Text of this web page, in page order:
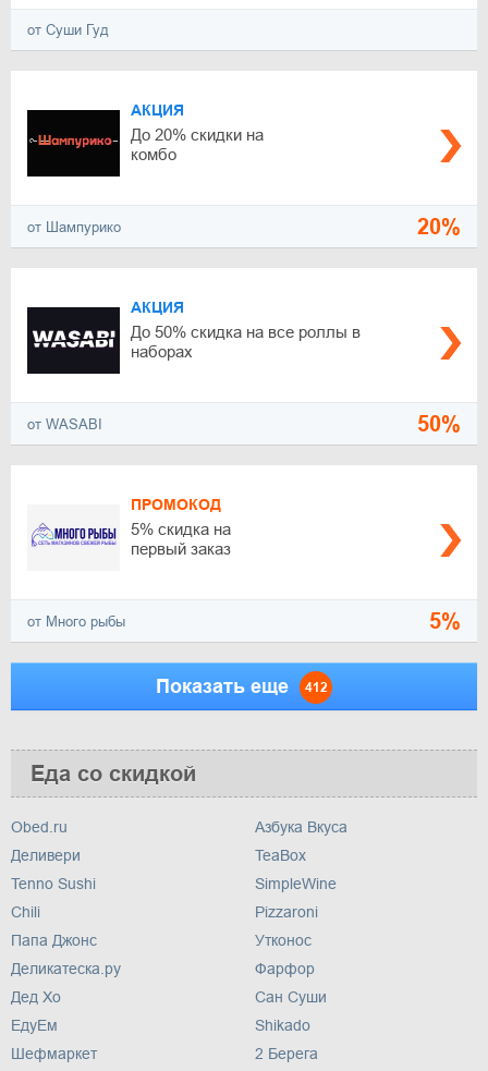
от Суши Гуд
АКЦИЯ
До 20% скидки на
комбо
от Шампурико 20%
АКЦИЯ
До 50% скидка на все роллы в
наборах
от WASABI 50%
ПРОМОКОД
5% скидка на
первый заказ
от Много рыбы 5%
Показать еще 412
Еда со скидкой
Obed.ru
Деливери
Tenno Sushi
Chili
Азбука Вкуса
TeaBox
SimpleWine
Pizzaroni
Папа Джонс
Деликатеска.ру
Дед Хо
ЕдуЕм
Утконос
Фарфор
Сан Суши
Shikado
Шефмаркет
2 Берега